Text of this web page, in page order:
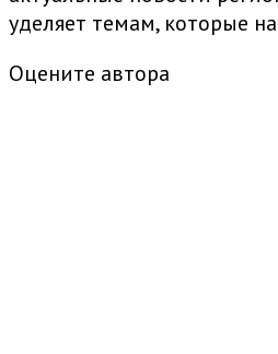
уделяет темам, которые
Оцените автора